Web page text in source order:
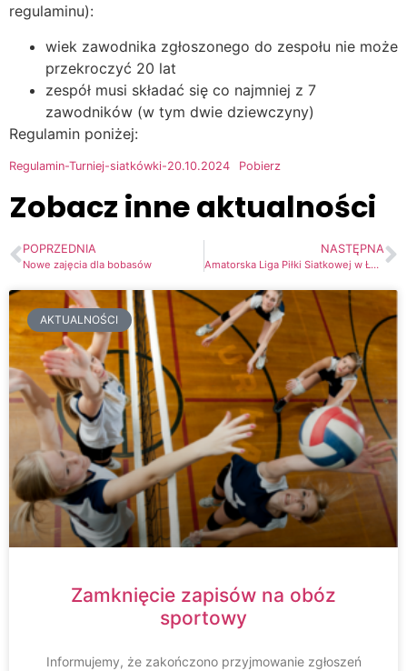
regulaminu):
wiek zawodnika zgłoszonego do zespołu nie może
przekroczyć 20 lat
zespół musi składać się co najmniej z 7
zawodników (w tym dwie dziewczyny)
Regulamin poniżej:
Regulamin-Turniej-siatkówki-20.10.2024 Pobierz
Zobacz inne aktualności
POPRZEDNIA
Nowe zajęcia dla bobasów
NASTĘPNA
Amatorska Liga Piłki Siatkowej w Łomiankach
AKTUALNOŚCI
Zamknięcie zapisów na obóz
sportowy
Informujemy, że zakończono przyjmowanie zgłoszeń